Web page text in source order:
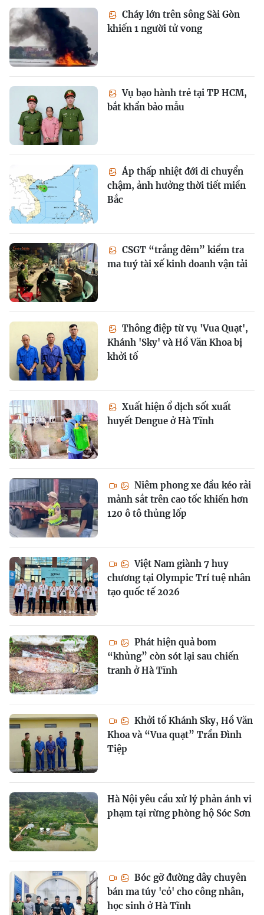
Cháy lớn trên sông Sài Gòn
khiến 1 người tử vong
Vụ bạo hành trẻ tại TP HCM,
bắt khẩn bảo mẫu
Áp thấp nhiệt đới di chuyển
chậm, ảnh hưởng thời tiết miền
Bắc
CSGT “trắng đêm” kiểm tra
ma tuý tài xế kinh doanh vận tải
Thông điệp từ vụ 'Vua Quạt',
Khánh 'Sky' và Hồ Văn Khoa bị
khởi tố
Xuất hiện ổ dịch sốt xuất
huyết Dengue ở Hà Tĩnh
Niêm phong xe đầu kéo rải
mảnh sắt trên cao tốc khiến hơn
120 ô tô thủng lốp
Việt Nam giành 7 huy
chương tại Olympic Trí tuệ nhân
tạo quốc tế 2026
Phát hiện quả bom
“khủng” còn sót lại sau chiến
tranh ở Hà Tĩnh
Khởi tố Khánh Sky, Hồ Văn
Khoa và “Vua quạt” Trần Đình
Tiệp
Hà Nội yêu cầu xử lý phản ánh vi
phạm tại rừng phòng hộ Sóc Sơn
Bóc gỡ đường dây chuyên
bán ma túy 'cỏ' cho công nhân,
học sinh ở Hà Tĩnh